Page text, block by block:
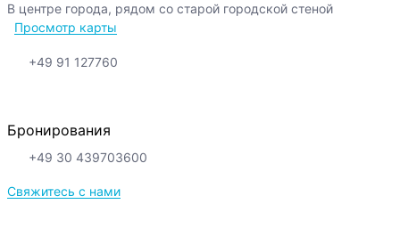
В центре города, рядом со старой городской стеной
Просмотр карты
+49 91 127760
Бронирования
+49 30 439703600
Свяжитесь с нами